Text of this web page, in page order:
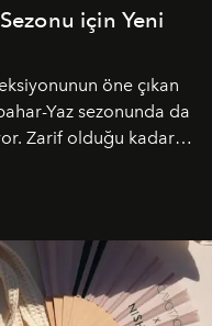
için Yeni
öne çıkan
Yaz sezonunda da
Zarif olduğu kadar